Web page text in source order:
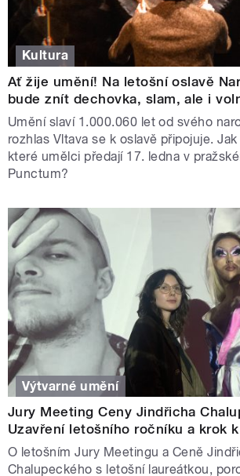
Kultura
Ať žije umění! Na letošní oslavě
bude znít dechovka, slam, ale i
Umění slaví 1.000.060 let od svého
rozhlas Vltava se k oslavě připojuje.
které umělci předají 17. ledna v
Punctum?
Výtvarné umění
Jury Meeting Ceny Jindřicha
Uzavření letošního ročníku a krok
O letošním Jury Meetingu a Ceně
Chalupeckého s letošní laureátkou,